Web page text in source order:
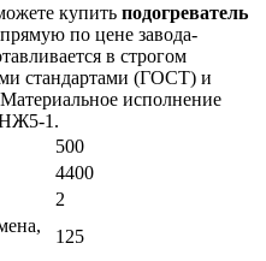
купить подогреватель
по цене завода-
в строгом
стандартами (ГОСТ) и
исполнение
1.
500
4400
2
125